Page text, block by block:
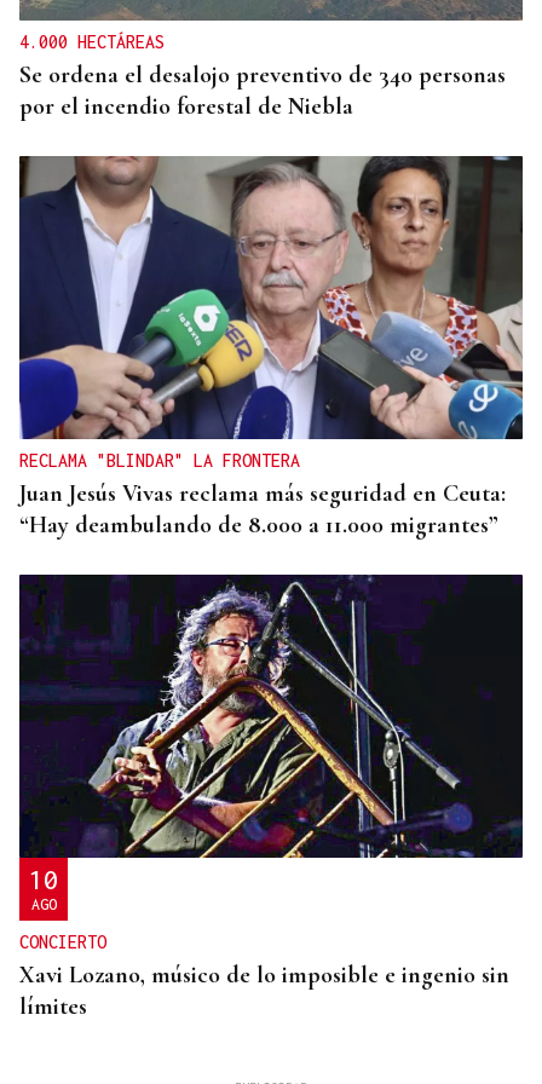
4.000 HECTÁREAS
Se ordena el desalojo preventivo de 340 personas
por el incendio forestal de Niebla
RECLAMA "BLINDAR" LA FRONTERA
Juan Jesús Vivas reclama más seguridad en Ceuta:
“Hay deambulando de 8.000 a 11.000 migrantes”
10
AGO
CONCIERTO
Xavi Lozano, músico de lo imposible e ingenio sin
límites